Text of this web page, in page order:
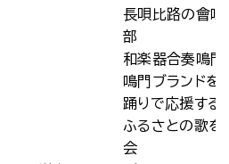
長唄比路の會鳴
部
和楽器合奏鳴門
鳴門ブランドを
踊りで応援する
ふるさとの歌を
会